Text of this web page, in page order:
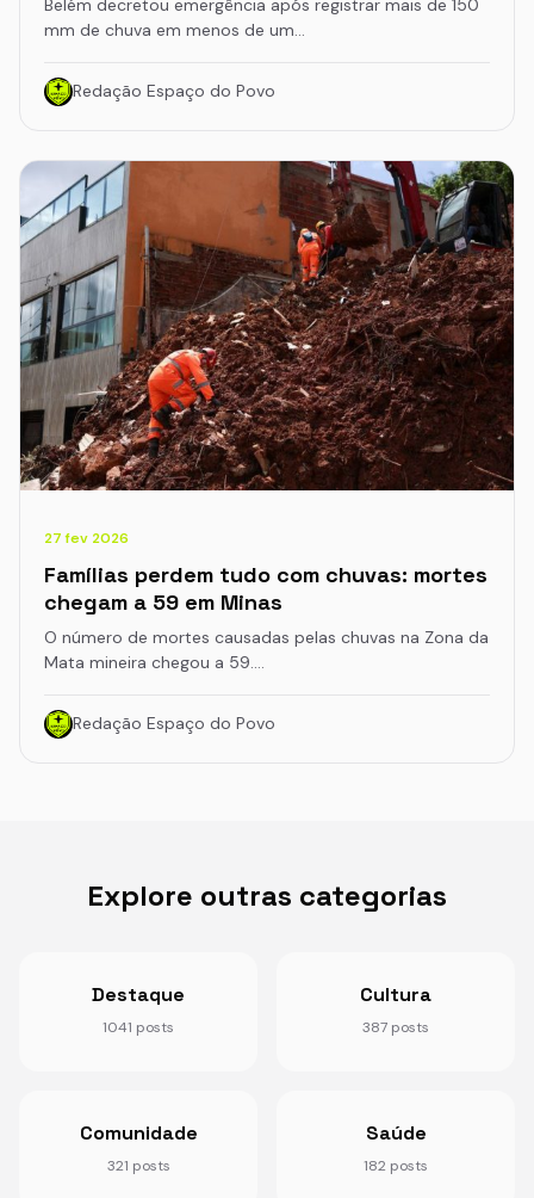
Belém decretou emergência após registrar mais de 150
mm de chuva em menos de um…
Redação Espaço do Povo
27 fev 2026
Famílias perdem tudo com chuvas: mortes
chegam a 59 em Minas
O número de mortes causadas pelas chuvas na Zona da
Mata mineira chegou a 59.…
Redação Espaço do Povo
Explore outras categorias
Destaque
1041 posts
Cultura
387 posts
Comunidade
321 posts
Saúde
182 posts